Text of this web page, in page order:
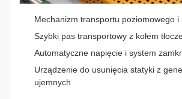
Mechanizm transportu poziomowego i
Szybki pas transportowy z kołem
Automatyczne napięcie i system
Urządzenie do usunięcia statyki z
ujemnych